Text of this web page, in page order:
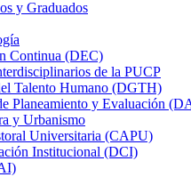
y Graduados
Continua (DEC)
de la PUCP
Talento Humano (DGTH)
Planeamiento y Evaluación
y Urbanismo
Universitaria (CAPU)
Institucional (DCI)